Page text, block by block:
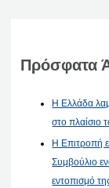
Πρόσφατα
Η Ελλάδα
στο πλαίσιο
Η Επιτροπή
Συμβούλιο
εντοπισμό